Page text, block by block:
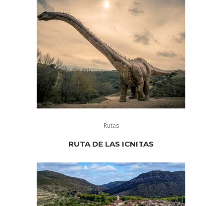
Rutas
RUTA DE LAS ICNITAS